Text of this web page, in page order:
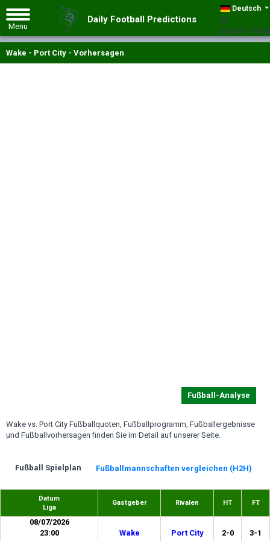
Deutsch
GMT +00:00
Daily Football Predictions
Wake - Port City - Vorhersagen
Fußball-Analyse
Wake vs. Port City Fußballquoten, Fußballprogramm, Fußballergebnisse
und Fußballvorhersagen finden Sie im Detail auf unserer Seite.
Fußball Spielplan Fußballmannschaften vergleichen (H2H)
Datum
Liga
Gastgeber Rivalen HT FT
08/07/2026
23:00
Wake Port City 2-0 3-1